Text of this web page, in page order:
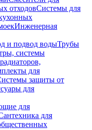
отходовСистемы для
Инженерная
и подвод водыТрубы
системы
для
защиты от
для
для
для